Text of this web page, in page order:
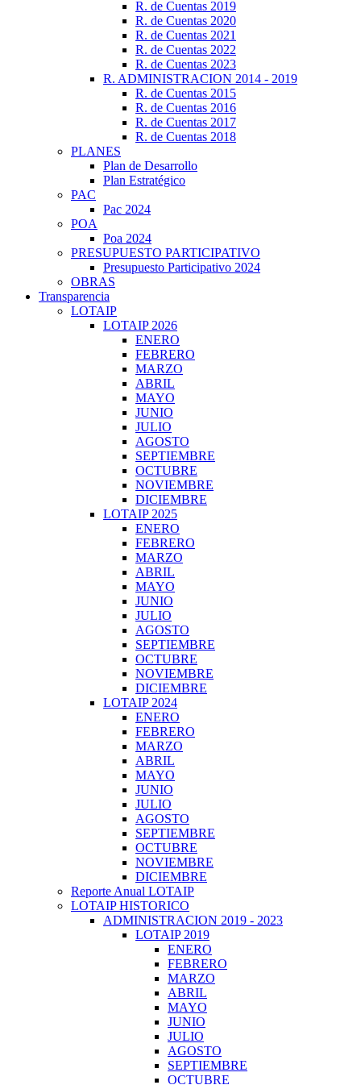
R. de Cuentas 2019
R. de Cuentas 2020
R. de Cuentas 2021
R. de Cuentas 2022
R. de Cuentas 2023
R. ADMINISTRACION 2014 - 2019
R. de Cuentas 2015
R. de Cuentas 2016
R. de Cuentas 2017
R. de Cuentas 2018
PLANES
Plan de Desarrollo
Plan Estratégico
PAC
Pac 2024
POA
Poa 2024
PRESUPUESTO PARTICIPATIVO
Presupuesto Participativo 2024
OBRAS
Transparencia
LOTAIP
LOTAIP 2026
ENERO
FEBRERO
MARZO
ABRIL
MAYO
JUNIO
JULIO
AGOSTO
SEPTIEMBRE
OCTUBRE
NOVIEMBRE
DICIEMBRE
LOTAIP 2025
ENERO
FEBRERO
MARZO
ABRIL
MAYO
JUNIO
JULIO
AGOSTO
SEPTIEMBRE
OCTUBRE
NOVIEMBRE
DICIEMBRE
LOTAIP 2024
ENERO
FEBRERO
MARZO
ABRIL
MAYO
JUNIO
JULIO
AGOSTO
SEPTIEMBRE
OCTUBRE
NOVIEMBRE
DICIEMBRE
Reporte Anual LOTAIP
LOTAIP HISTORICO
ADMINISTRACION 2019 - 2023
LOTAIP 2019
ENERO
FEBRERO
MARZO
ABRIL
MAYO
JUNIO
JULIO
AGOSTO
SEPTIEMBRE
OCTUBRE